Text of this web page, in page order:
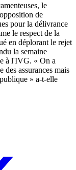
le
de
pour la délivrance
le respect de la
en déplorant le rejet
la semaine
à l'IVG. « On a
des assurances mais
» a-t-elle